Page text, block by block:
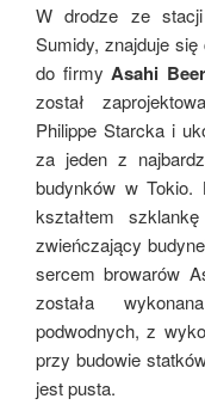
W drodze ze
Sumidy, znajduje
do firmyAsahi Beer
został
Philippe Starcka i
za jeden z
budynków w Tokio.
kształtem
zwieńczający
sercem browarów
została
podwodnych, z
przy budowie
jest pusta.